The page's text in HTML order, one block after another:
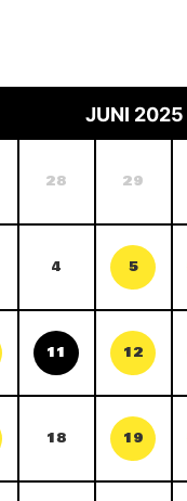
JUNI 2025
28 29
4 5
11 12
18 19